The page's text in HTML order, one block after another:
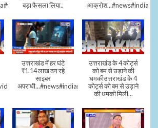
बड़ा फैसला लिया..
आक्रोश...#news#india
उत्तराखंड में हर घंटे
₹1.14 लाख ठग रहे
साइबर
अपराधी...#news#india#video#viral
उत्तराखंड के 4 कोर्ट्स
को बम से उड़ाने की
धमकीउत्तराखंड के 4
कोर्ट्स को बम से उड़ाने
की धमकी मिली...